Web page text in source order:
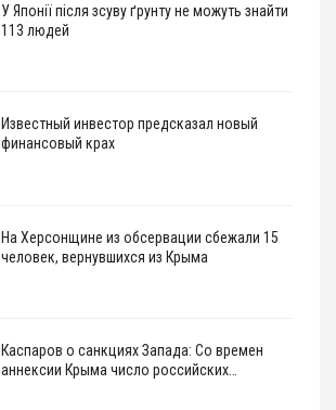
У Японії після зсуву ґрунту не можуть знайти
113 людей
Известный инвестор предсказал новый
финансовый крах
На Херсонщине из обсервации сбежали 15
человек, вернувшихся из Крыма
Каспаров о санкциях Запада: Со времен
аннексии Крыма число российских…